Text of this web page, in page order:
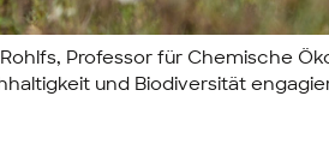
Professor für Chemische
und Biodiversität